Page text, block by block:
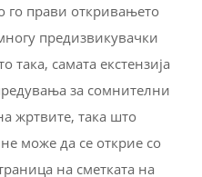
го прави откривањето
предизвикувачки
самата екстензија
за сомнителни
жртвите, така што
може да се открие со
на сметката на